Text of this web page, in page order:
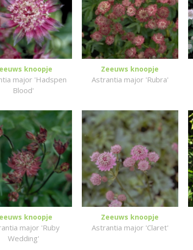
knoopje
major 'Hadspen
Blood'
Zeeuws knoopje
Astrantia major 'Rubra'
knoopje
major 'Ruby
Wedding'
Zeeuws knoopje
Astrantia major 'Claret'